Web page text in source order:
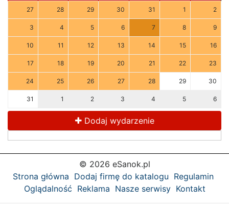
27 28 29 30 31 1 2
3 4 5 6 7 8 9
10 11 12 13 14 15 16
17 18 19 20 21 22 23
24 25 26 27 28 29 30
31 1 2 3 4 5 6
Dodaj wydarzenie
© 2026 eSanok.pl
Strona główna Dodaj firmę do katalogu Regulamin
Oglądalność Reklama Nasze serwisy Kontakt